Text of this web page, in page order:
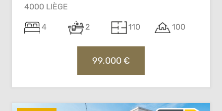
4000 LIÈGE
4 2 110 100
99.000 €